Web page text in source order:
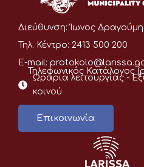
Διεύθυνση: Ίωνος Δραγούμη
Τηλ. Κέντρο: 2413 500 200
E-mail:
Τηλεφωνικός Κατάλογος
Ωράρια λειτουργίας -
κοινού
Επικοινωνία